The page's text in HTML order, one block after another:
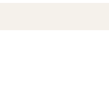
ュさが美味、糖酸比のバ